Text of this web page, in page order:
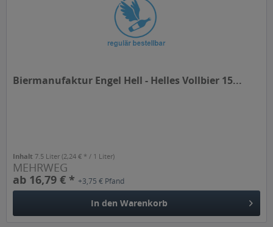
Biermanufaktur Engel Hell - Helles Vollbier 15...
Inhalt7.5 Liter(2,24 € * / 1 Liter)
MEHRWEG
ab 16,79 € *+3,75 € Pfand
In den Warenkorb